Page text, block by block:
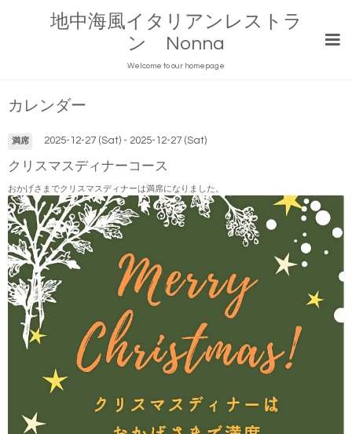
地中海風イタリアンレストラ
ン Nonna
Welcome to our homepage
カレンダー
満席 2025-12-27 (Sat) - 2025-12-27 (Sat)
クリスマスディナーコース
おかげさまでクリスマスディナーは満席になりました。